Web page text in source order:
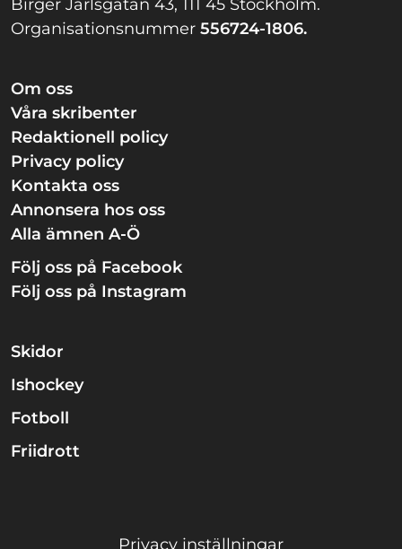
Birger Jarlsgatan 43, 111 45 Stockholm.
Organisationsnummer 556724-1806.
Om oss
Våra skribenter
Redaktionell policy
Privacy policy
Kontakta oss
Annonsera hos oss
Alla ämnen A-Ö
Följ oss på Facebook
Följ oss på Instagram
Skidor
Ishockey
Fotboll
Friidrott
Privacy inställningar